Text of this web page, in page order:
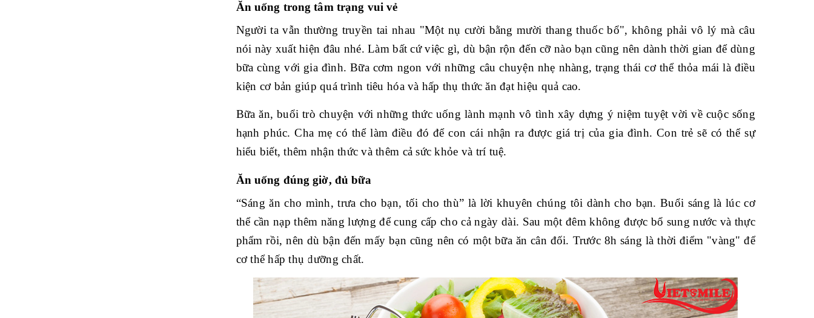
Ăn uống trong tâm trạng vui vẻ
Người ta vẫn thường truyền tai nhau "Một nụ cười bằng mười thang thuốc bổ", không phải vô lý mà câu
nói này xuất hiện đâu nhé. Làm bất cứ việc gì, dù bận rộn đến cỡ nào bạn cũng nên dành thời gian để dùng
bữa cùng với gia đình. Bữa cơm ngon với những câu chuyện nhẹ nhàng, trạng thái cơ thể thỏa mái là điều
kiện cơ bản giúp quá trình tiêu hóa và hấp thụ thức ăn đạt hiệu quả cao.
Bữa ăn, buổi trò chuyện với những thức uống lành mạnh vô tình xây dựng ý niệm tuyệt vời về cuộc sống
hạnh phúc. Cha mẹ có thể làm điều đó để con cái nhận ra được giá trị của gia đình. Con trẻ sẽ có thể sự
hiểu biết, thêm nhận thức và thêm cả sức khỏe và trí tuệ.
Ăn uống đúng giờ, đủ bữa
“Sáng ăn cho mình, trưa cho bạn, tối cho thù” là lời khuyên chúng tôi dành cho bạn. Buổi sáng là lúc cơ
thể cần nạp thêm năng lượng để cung cấp cho cả ngày dài. Sau một đêm không được bổ sung nước và thực
phẩm rồi, nên dù bận đến mấy bạn cũng nên có một bữa ăn cân đối. Trước 8h sáng là thời điểm "vàng" để
cơ thể hấp thụ dưỡng chất.